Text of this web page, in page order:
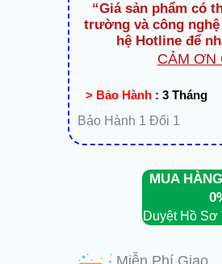
“Giá sản phẩm có
trường và công
hệ Hotline để
CẢM ƠN
> Bảo Hành :3 Tháng
Bảo Hành 1 Đổi 1
MUA
Duyệt Hồ Sơ
Miễn Phí Giao